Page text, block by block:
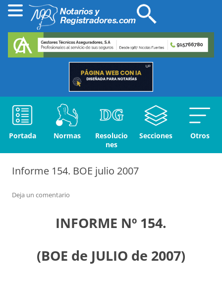
Portada Normas
Resolucio
nes
Secciones Otros
Informe 154. BOE julio 2007
Deja un comentario
INFORME Nº 154.
(BOE de JULIO de 2007)